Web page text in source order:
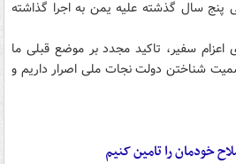
پنج سال گذشته علیه یمن به اجرا گذاشته
اعزام سفیر، تاکید مجدد بر موضع قبلی ما
شناختن دولت نجات ملی اصرار داریم و
خودمان را تامین کنیم